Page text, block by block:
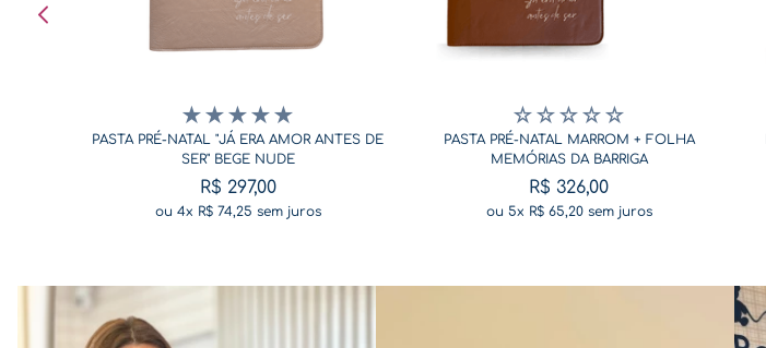
★★★★★
PASTA PRÉ-NATAL "JÁ ERA AMOR ANTES DE
SER" BEGE NUDE
R$ 297,00
ou 4x R$ 74,25 sem juros
☆☆☆☆☆
PASTA PRÉ-NATAL MARROM + FOLHA
MEMÓRIAS DA BARRIGA
R$ 326,00
ou 5x R$ 65,20sem juros